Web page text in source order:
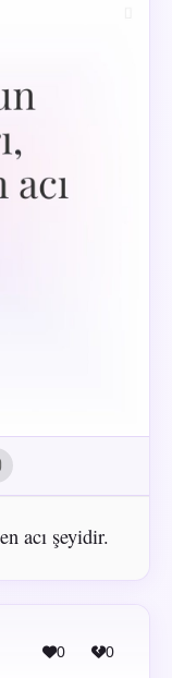
acı şeyidir.
0 0